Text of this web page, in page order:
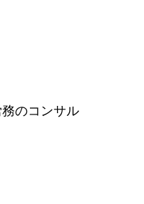
のコンサル